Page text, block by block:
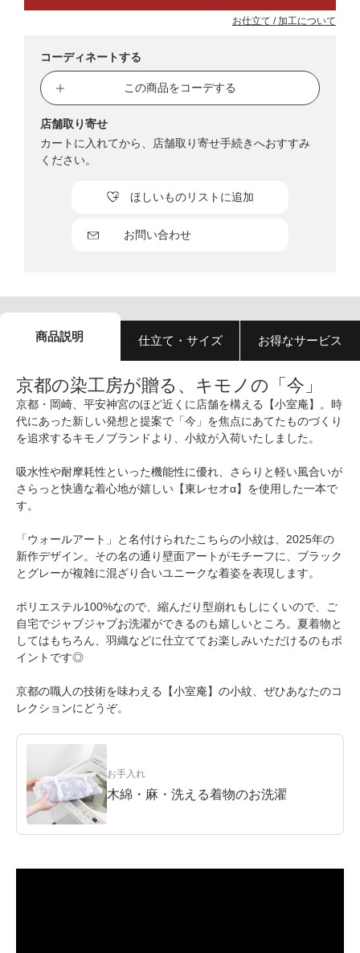
お仕立て / 加工について
コーディネートする
この商品をコーデする
お問い合わせ
ほしいものリストに追加
店舗取り寄せ
カートに入れてから、店舗取り寄せ手続きへおすすみ
ください。
商品説明 仕立て・サイズ お得なサービス
京都の染工房が贈る、キモノの「今」
京都・岡崎、平安神宮のほど近くに店舗を構える【小室庵】。時
代にあった新しい発想と提案で「今」を焦点にあてたものづくり
を追求するキモノブランドより、小紋が入荷いたしました。
吸水性や耐摩耗性といった機能性に優れ、さらりと軽い風合いが
さらっと快適な着心地が嬉しい【東レセオα】を使用した一本で
す。
「ウォールアート」と名付けられたこちらの小紋は、2025年の
新作デザイン。その名の通り壁面アートがモチーフに、ブラック
とグレーが複雑に混ざり合いユニークな着姿を表現します。
ポリエステル100%なので、縮んだり型崩れもしにくいので、ご
自宅でジャブジャブお洗濯ができるのも嬉しいところ。夏着物と
してはもちろん、羽織などに仕立ててお楽しみいただけるのもポ
イントです◎
京都の職人の技術を味わえる【小室庵】の小紋、ぜひあなたのコ
レクションにどうぞ。
お手入れ
木綿・麻・洗える着物のお洗濯